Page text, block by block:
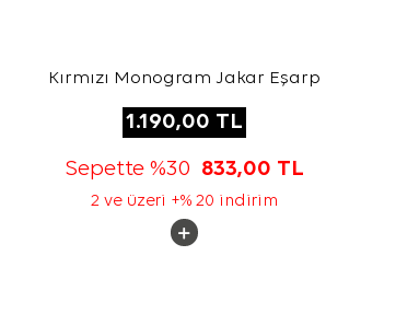
Kırmızı Monogram Jakar Eşarp
1.190,00 TL
Sepette %30 833,00 TL
2 ve üzeri +% 20 indirim